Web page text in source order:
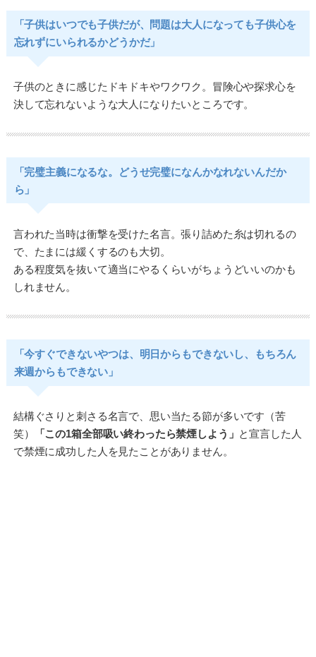
「子供はいつでも子供だが、問題は大人になっても子供心を
忘れずにいられるかどうかだ」
子供のときに感じたドキドキやワクワク。冒険心や探求心を
決して忘れないような大人になりたいところです。
「完璧主義になるな。どうせ完璧になんかなれないんだか
ら」
言われた当時は衝撃を受けた名言。張り詰めた糸は切れるの
で、たまには緩くするのも大切。
ある程度気を抜いて適当にやるくらいがちょうどいいのかも
しれません。
「今すぐできないやつは、明日からもできないし、もちろん
来週からもできない」
結構ぐさりと刺さる名言で、思い当たる節が多いです（苦
笑）
「この1箱全部吸い終わったら禁煙しよう」 と宣言した人
で禁煙に成功した人を見たことがありません。